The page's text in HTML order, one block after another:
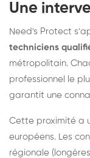
Une
Need's Protect
techniciens
métropolitain.
professionnel le
garantit une
Cette proximité a
européens. Les
régionale